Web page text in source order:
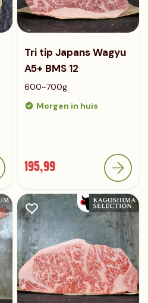
Tri tip Japans Wagyu
A5+ BMS 12
600~700g
Morgen in huis
195,99